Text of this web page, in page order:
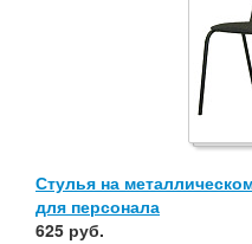
Стулья на
для персонала
625 руб.